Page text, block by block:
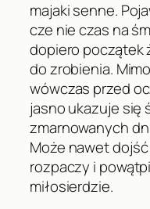
majaki senne.
cze nie czas na
dopiero początek
do zrobienia.
wówczas przed
jasno ukazuje się
zmarnowanych
Może nawet
rozpaczy i
miłosierdzie.